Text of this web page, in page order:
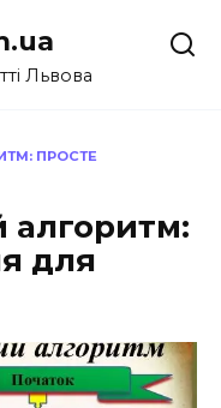
Львова
ПРОСТЕ
алгоритм:
для